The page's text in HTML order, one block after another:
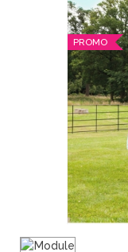
PROMO